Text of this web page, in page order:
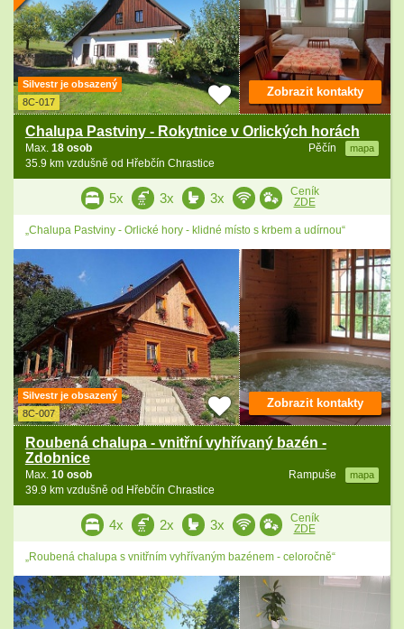
Silvestr je obsazený
8C-017
Chalupa Pastviny - Rokytnice v Orlických horách
Pěčín mapa
Max. 18 osob
35.9 km vzdušně od Hřebčín Chrastice
Zobrazit kontakty
5x 3x 3x
Ceník
ZDE
„Chalupa Pastviny - Orlické hory - klidné místo s krbem a udírnou“
Silvestr je obsazený
8C-007
Roubená chalupa - vnitřní vyhřívaný bazén -
Zdobnice
Rampuše mapa
Max. 10 osob
39.9 km vzdušně od Hřebčín Chrastice
Zobrazit kontakty
4x 2x 3x
Ceník
ZDE
„Roubená chalupa s vnitřním vyhřívaným bazénem - celoročně“